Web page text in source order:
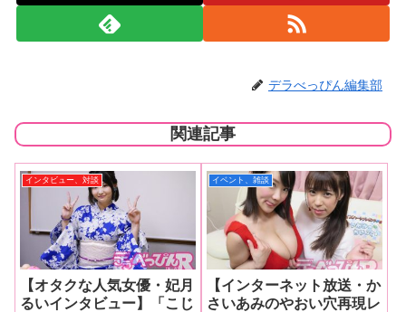
デラべっぴん編集部
関連記事
インタビュー、対談
【オタクな人気女優・妃月
るいインタビュー】「こじ
イベント、雑談
【インターネット放送・か
さいあみのやおい穴再現レ